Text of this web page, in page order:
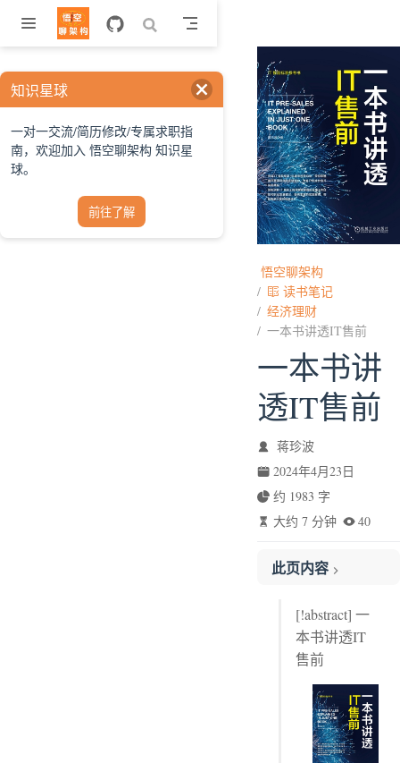
跳至主要內容
悟空聊架构
读书笔记
经济理财
一本书讲透IT售前
一本书讲
透IT售前
蒋珍波
2024年4月23日
约 1983 字
大约 7 分钟
40
此页内容
[!abstract] 一
本书讲透IT
售前
知识星球
一对一交流/简历修改/专属求职指
南，欢迎加入 悟空聊架构 知识星
球。
前往了解